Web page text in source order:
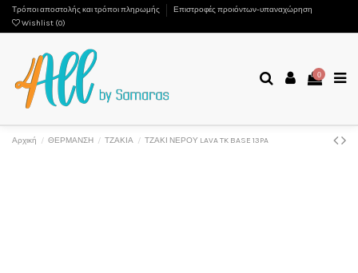
Τρόποι αποστολής και τρόποι πληρωμής
Επιστροφές προιόντων-υπαναχώρηση
Wishlist (0)
0
Αρχική ΘΕΡΜΑΝΣΗ ΤΖΑΚΙΑ ΤΖΑΚΙ ΝΕΡΟΥ LAVA TK BASE 13PA